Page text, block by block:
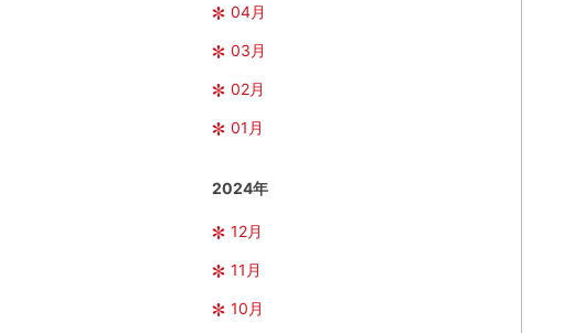
04月
03月
02月
01月
2024年
12月
11月
10月